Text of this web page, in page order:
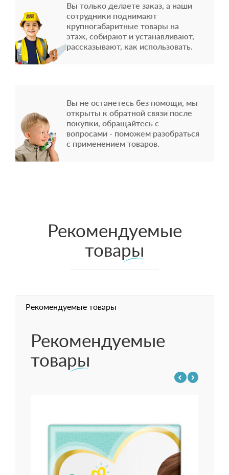
Вы только делаете заказ, а наши
сотрудники поднимают
крупногабаритные товары на
этаж, собирают и устанавливают,
рассказывают, как использовать.
Вы не останетесь без помощи, мы
открыты к обратной связи после
покупки, обращайтесь с
вопросами - поможем разобраться
с применением товаров.
Рекомендуемые
товары
Рекомендуемые товары
Рекомендуемые
товары